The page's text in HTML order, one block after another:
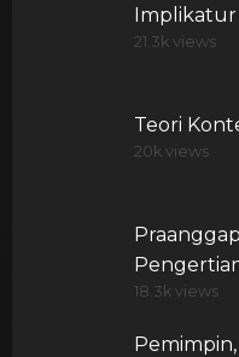
Implikatur
21.3k views
Teori
20k views
18.3k views